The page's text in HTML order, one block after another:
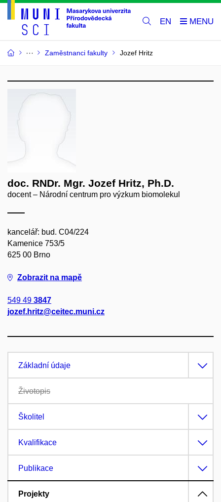
EN
Zaměstnanci fakulty Jozef Hritz
doc. RNDr. Mgr. Jozef Hritz, Ph.D.
docent – Národní centrum pro výzkum biomolekul
kancelář: bud. C04/224
Kamenice 753/5
625 00 Brno
Zobrazit na mapě
549 49 3847
jozef.hritz@ceitec.muni.cz
Základní údaje
Životopis
Školitel
Kvalifikace
Publikace
Projekty